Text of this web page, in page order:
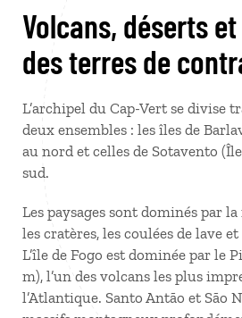
Volcans, déserts et vallées :
des terres de
L’archipel du Cap-Vert se divise
deux ensembles : les îles de
au nord et celles de Sotavento
sud.
Les paysages sont dominés par
les cratères, les coulées de lave
L’île de Fogo est dominée par le
m), l’un des volcans les plus
l’Atlantique. Santo Antão et São